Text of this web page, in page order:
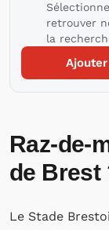
retrouver
la
Raz-de-
de Brest
Le Stade